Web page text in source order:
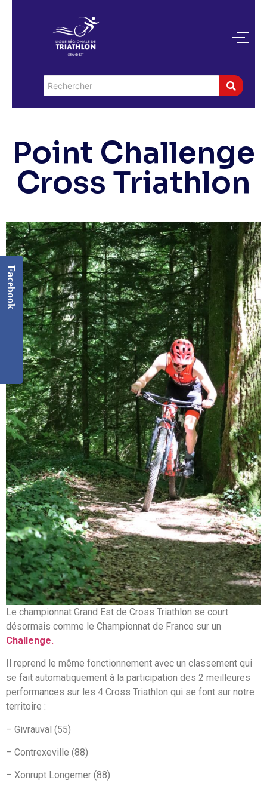
Point Challenge
Cross Triathlon
Le championnat Grand Est de Cross Triathlon se court
désormais comme le Championnat de France sur un
Challenge.
Il reprend le même fonctionnement avec un classement qui
se fait automatiquement à la participation des 2 meilleures
performances sur les 4 Cross Triathlon qui se font sur notre
territoire :
– Givrauval (55)
– Contrexeville (88)
– Xonrupt Longemer (88)
Facebook